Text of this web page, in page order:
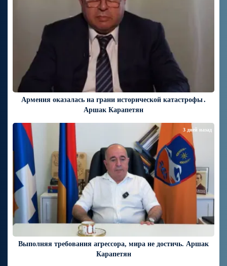
Армения оказалась на грани исторической катастрофы․
Аршак Карапетян
Выполняя требования агрессора, мира не достичь. Аршак
Карапетян
3 дней назад